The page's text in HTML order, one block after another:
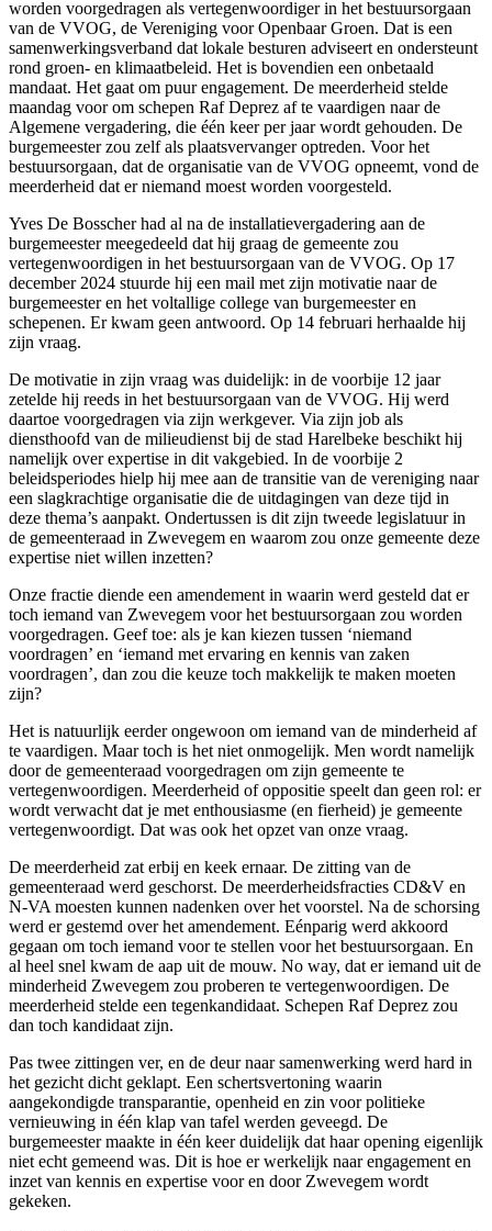
worden voorgedragen als vertegenwoordiger in het bestuursorgaan
van de VVOG, de Vereniging voor Openbaar Groen. Dat is een
samenwerkingsverband dat lokale besturen adviseert en ondersteunt
rond groen- en klimaatbeleid. Het is bovendien een onbetaald
mandaat. Het gaat om puur engagement. De meerderheid stelde
maandag voor om schepen Raf Deprez af te vaardigen naar de
Algemene vergadering, die één keer per jaar wordt gehouden. De
burgemeester zou zelf als plaatsvervanger optreden. Voor het
bestuursorgaan, dat de organisatie van de VVOG opneemt, vond de
meerderheid dat er niemand moest worden voorgesteld.
Yves De Bosscher had al na de installatievergadering aan de
burgemeester meegedeeld dat hij graag de gemeente zou
vertegenwoordigen in het bestuursorgaan van de VVOG. Op 17
december 2024 stuurde hij een mail met zijn motivatie naar de
burgemeester en het voltallige college van burgemeester en
schepenen. Er kwam geen antwoord. Op 14 februari herhaalde hij
zijn vraag.
De motivatie in zijn vraag was duidelijk: in de voorbije 12 jaar
zetelde hij reeds in het bestuursorgaan van de VVOG. Hij werd
daartoe voorgedragen via zijn werkgever. Via zijn job als
diensthoofd van de milieudienst bij de stad Harelbeke beschikt hij
namelijk over expertise in dit vakgebied. In de voorbije 2
beleidsperiodes hielp hij mee aan de transitie van de vereniging naar
een slagkrachtige organisatie die de uitdagingen van deze tijd in
deze thema’s aanpakt. Ondertussen is dit zijn tweede legislatuur in
de gemeenteraad in Zwevegem en waarom zou onze gemeente deze
expertise niet willen inzetten?
Onze fractie diende een amendement in waarin werd gesteld dat er
toch iemand van Zwevegem voor het bestuursorgaan zou worden
voorgedragen. Geef toe: als je kan kiezen tussen ‘niemand
voordragen’ en ‘iemand met ervaring en kennis van zaken
voordragen’, dan zou die keuze toch makkelijk te maken moeten
zijn?
Het is natuurlijk eerder ongewoon om iemand van de minderheid af
te vaardigen. Maar toch is het niet onmogelijk. Men wordt namelijk
door de gemeenteraad voorgedragen om zijn gemeente te
vertegenwoordigen. Meerderheid of oppositie speelt dan geen rol: er
wordt verwacht dat je met enthousiasme (en fierheid) je gemeente
vertegenwoordigt. Dat was ook het opzet van onze vraag.
De meerderheid zat erbij en keek ernaar. De zitting van de
gemeenteraad werd geschorst. De meerderheidsfracties CD&V en
N-VA moesten kunnen nadenken over het voorstel. Na de schorsing
werd er gestemd over het amendement. Eénparig werd akkoord
gegaan om toch iemand voor te stellen voor het bestuursorgaan. En
al heel snel kwam de aap uit de mouw. No way, dat er iemand uit de
minderheid Zwevegem zou proberen te vertegenwoordigen. De
meerderheid stelde een tegenkandidaat. Schepen Raf Deprez zou
dan toch kandidaat zijn.
Pas twee zittingen ver, en de deur naar samenwerking werd hard in
het gezicht dicht geklapt. Een schertsvertoning waarin
aangekondigde transparantie, openheid en zin voor politieke
vernieuwing in één klap van tafel werden geveegd. De
burgemeester maakte in één keer duidelijk dat haar opening eigenlijk
niet echt gemeend was. Dit is hoe er werkelijk naar engagement en
inzet van kennis en expertise voor en door Zwevegem wordt
gekeken.